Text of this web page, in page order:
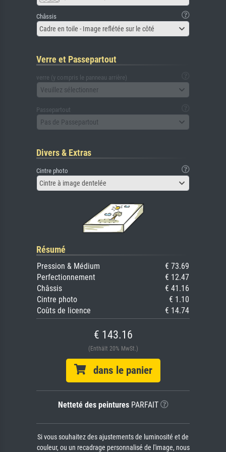
Châssis
Cadre en toile - Image reflétée sur le côté
Verre et Passepartout
verre (y compris le panneau arrière)
Veuillez sélectionner
Passepartout
Pas de Passepartout
Divers & Extras
Cintre photo
Cintre à image dentelée
Résumé
Pression & Médium
€ 73.69
Perfectionnement
€ 12.47
Châssis
€ 41.16
Cintre photo
€ 1.10
Coûts de licence
€ 14.74
€ 143.16
(Enthält 20% MwSt.)
dans le panier
Netteté des peinturesPARFAIT
Si vous souhaitez des ajustements de luminosité et de
couleur, ou un recadrage personnalisé de l'image, nous